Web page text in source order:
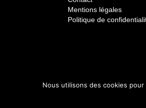
Mentions légales
Politique de
Nous utilisons des cookies